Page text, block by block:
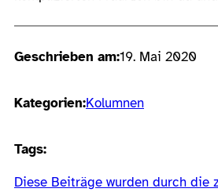
Geschrieben am:19. Mai 2020
Kategorien:Kolumnen
Tags:
Diese Beiträge wurden durch die